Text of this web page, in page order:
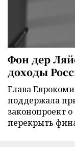
Фон дер
доходы
Глава
поддержала
законопроект
перекрыть